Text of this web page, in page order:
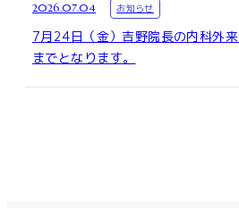
2026.07.04 お知らせ
7月24日（金）吉野院長の内科外
までとなります。